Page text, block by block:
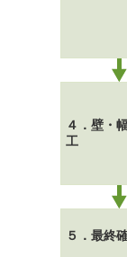
４．壁・
工
５．最終